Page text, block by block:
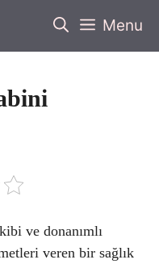
Menu
ve donanımlı
veren bir sağlık